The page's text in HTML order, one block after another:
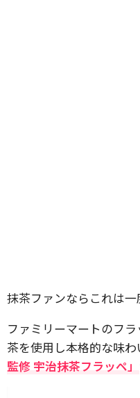
抹茶ファンならこれは一
ファミリーマートのフ
茶を使用し本格的な味わ
監修 宇治抹茶フラッペ」